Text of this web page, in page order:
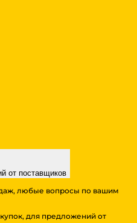
от поставщиков
любые вопросы по вашим
для предложений от